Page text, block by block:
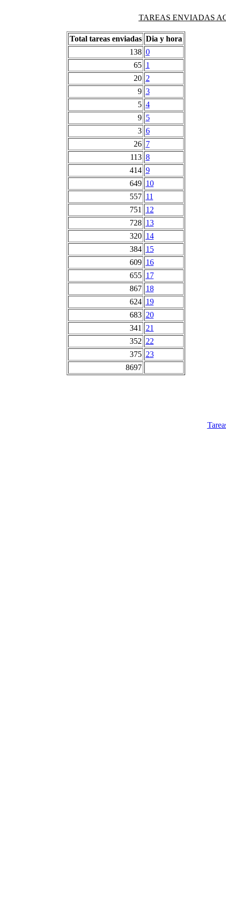
TAREAS ENVIADAS
Total tareas enviadas Dia y hora
138 0
65 1
20 2
9 3
5 4
9 5
3 6
26 7
113 8
414 9
649 10
557 11
751
12
728 13
320 14
384 15
609 16
655 17
867 18
624 19
683 20
341
21
352 22
375 23
8697